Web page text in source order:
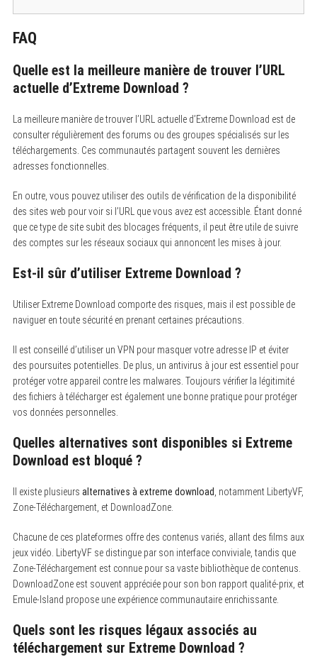
FAQ
Quelle est la meilleure manière de trouver l’URL
actuelle d’Extreme Download ?
La meilleure manière de trouver l’URL actuelle d’Extreme Download est de
consulter régulièrement des forums ou des groupes spécialisés sur les
téléchargements. Ces communautés partagent souvent les dernières
adresses fonctionnelles.
En outre, vous pouvez utiliser des outils de vérification de la disponibilité
des sites web pour voir si l’URL que vous avez est accessible. Étant donné
que ce type de site subit des blocages fréquents, il peut être utile de suivre
des comptes sur les réseaux sociaux qui annoncent les mises à jour.
Est-il sûr d’utiliser Extreme Download ?
Utiliser Extreme Download comporte des risques, mais il est possible de
naviguer en toute sécurité en prenant certaines précautions.
Il est conseillé d’utiliser un VPN pour masquer votre adresse IP et éviter
des poursuites potentielles. De plus, un antivirus à jour est essentiel pour
protéger votre appareil contre les malwares. Toujours vérifier la légitimité
des fichiers à télécharger est également une bonne pratique pour protéger
vos données personnelles.
Quelles alternatives sont disponibles si Extreme
Download est bloqué ?
Il existe plusieurs alternatives à extreme download , notamment LibertyVF,
Zone-Téléchargement, et DownloadZone.
Chacune de ces plateformes offre des contenus variés, allant des films aux
jeux vidéo. LibertyVF se distingue par son interface conviviale, tandis que
Zone-Téléchargement est connue pour sa vaste bibliothèque de contenus.
DownloadZone est souvent appréciée pour son bon rapport qualité-prix, et
Emule-Island propose une expérience communautaire enrichissante.
Quels sont les risques légaux associés au
téléchargement sur Extreme Download ?